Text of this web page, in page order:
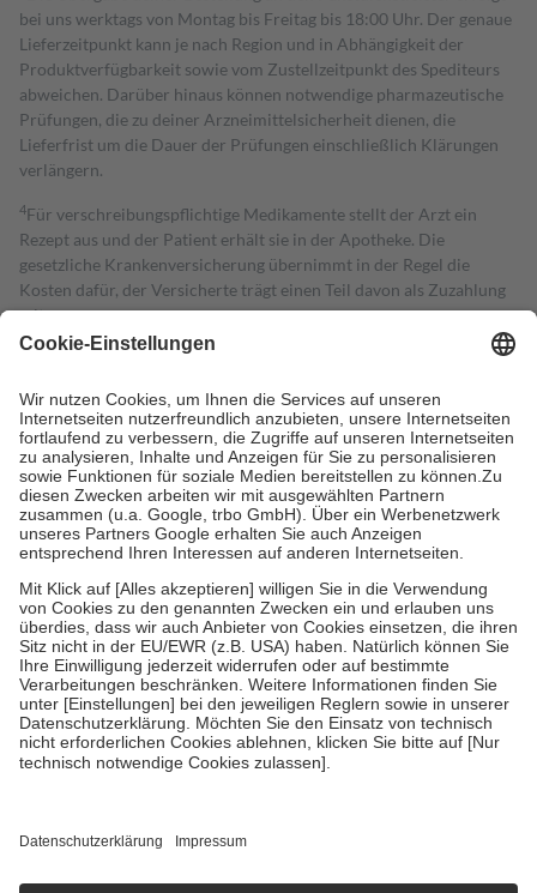
bei uns werktags von Montag bis Freitag bis 18:00 Uhr. Der genaue
Lieferzeitpunkt kann je nach Region und in Abhängigkeit der
Produktverfügbarkeit sowie vom Zustellzeitpunkt des Spediteurs
abweichen. Darüber hinaus können notwendige pharmazeutische
Prüfungen, die zu deiner Arzneimittelsicherheit dienen, die
Lieferfrist um die Dauer der Prüfungen einschließlich Klärungen
verlängern.
4Für verschreibungspflichtige Medikamente stellt der Arzt ein
Rezept aus und der Patient erhält sie in der Apotheke. Die
gesetzliche Krankenversicherung übernimmt in der Regel die
Kosten dafür, der Versicherte trägt einen Teil davon als Zuzahlung
mit.
Grundsätzlich leisten Mitglieder Zuzahlungen in Höhe von zehn
höchstens zehn Euro.
Es sind jedoch nie mehr als die tatsächlichen
Kosten der Leistung zu entrichten.
Diese Regeln gelten grundsätzlich auch für Online-Apotheken.
Bei Heilmitteln und häuslicher Krankenpflege beträgt die
Zuzahlung zehn Prozent der Kosten sowie zehn Euro je
Verordnung.
Um das Engagement der Versicherten für ihre eigene Gesundheit zu
stärken und die besondere Stellung der Familie zu unterstützen,
fallenkeine Zuzahlungenan bei:
• Kindern und Jugendlichen bis zum vollendeten 18. Lebensjahr
mit Ausnahme der Fahrkosten
• Untersuchungen zur Vorsorge und Früherkennung, die von der
GKV getragen werden
• empfohlenen Schutzimpfungen
• Harn- und Blutteststreifen
getroffen, um sicherzustellen, dass es sich um echte Bewertungen
https://help.etrusted.com/hc/de/articles/4419944605341